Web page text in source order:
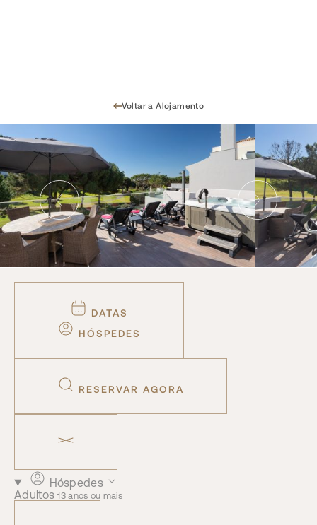
Voltar a Alojamento
DATAS
HÓSPEDES
RESERVAR AGORA
Hóspedes
Adultos13 anos ou mais